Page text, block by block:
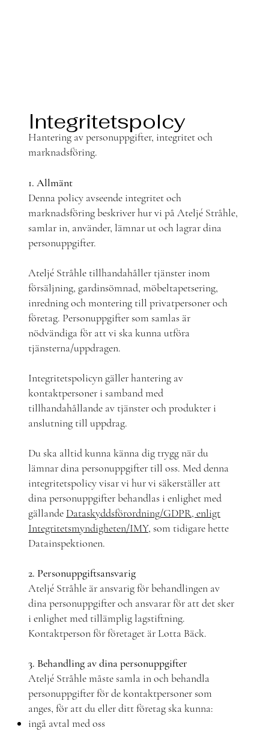
Integritetspolcy
Hantering av personuppgifter, integritet och
marknadsföring.
1. Allmänt
Denna policy avseende integritet och
marknadsföring beskriver hur vi på Ateljé Stråhle,
samlar in, använder, lämnar ut och lagrar dina
personuppgifter.
Ateljé Stråhle tillhandahåller tjänster inom
försäljning, gardinsömnad, möbeltapetsering,
inredning och montering till privatpersoner och
företag. Personuppgifter som samlas är
nödvändiga för att vi ska kunna utföra
tjänsterna/uppdragen.
Integritetspolicyn gäller hantering av
kontaktpersoner i samband med
tillhandahållande av tjänster och produkter i
anslutning till uppdrag.
Du ska alltid kunna känna dig trygg när du
lämnar dina personuppgifter till oss. Med denna
integritetspolicy visar vi hur vi säkerställer att
dina personuppgifter behandlas i enlighet med
gällande Dataskyddsförordning/GDPR, enligt
Integritetsmyndigheten/IMY, som tidigare hette
Datainspektionen.
2. Personuppgiftsansvarig
Ateljé Stråhle är ansvarig för behandlingen av
dina personuppgifter och ansvarar för att det sker
i enlighet med tillämplig lagstiftning.
Kontaktperson för företaget är Lotta Bäck.
3. Behandling av dina personuppgifter
Ateljé Stråhle måste samla in och behandla
personuppgifter för de kontaktpersoner som
anges, för att du eller ditt företag ska kunna:
ingå avtal med oss